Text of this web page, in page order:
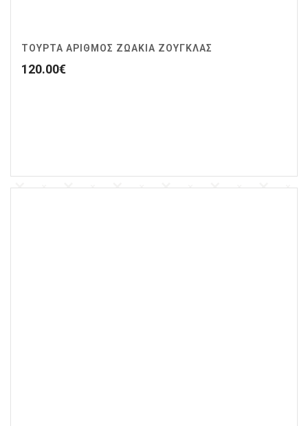
ΤΟΥΡΤΑ ΑΡΙΘΜΟΣ ΖΩΆΚΙΑ ΖΟΥΓΚΛΑΣ
120.00€